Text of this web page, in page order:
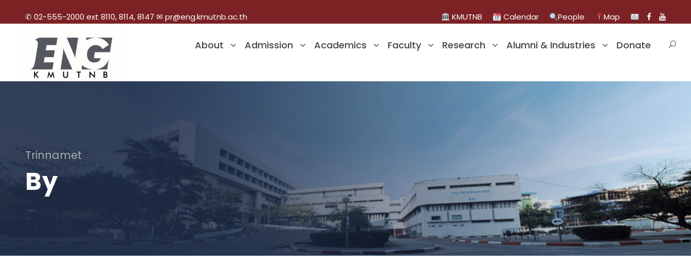
✆ 02-555-2000 ext 8110, 8114, 8147 ✉ pr@eng.kmutnb.ac.th KMUTNB Calendar People Map
About Admission Academics Faculty Research Alumni & Industries Donate
Trinnamet
By